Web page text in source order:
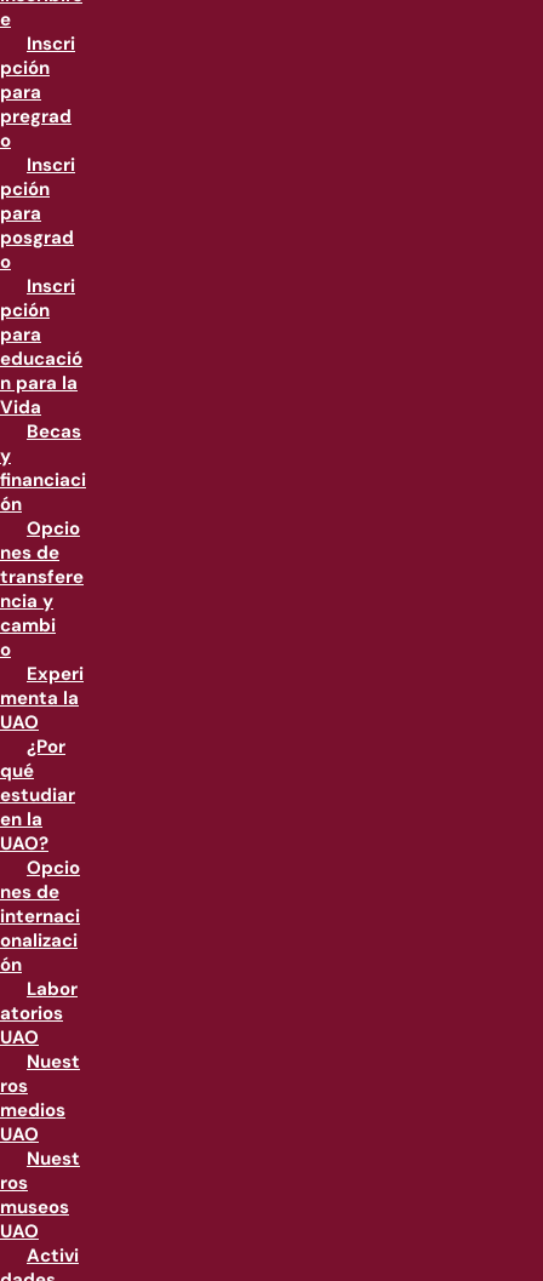
e
Inscri
pción
para
pregrad
o
Inscri
pción
para
posgrad
o
Inscri
pción
para
educació
n para la
Vida
Becas
y
financiaci
ón
Opcio
nes de
transfere
ncia y
cambi
o
Experi
menta la
UAO
¿Por
qué
estudiar
en la
UAO?
Opcio
nes de
internaci
onalizaci
ón
Labor
atorios
UAO
Nuest
ros
medios
UAO
Nuest
ros
museos
UAO
Activi